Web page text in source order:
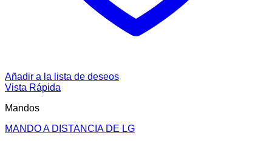
Añadir a la lista de deseos
Vista Rápida
Mandos
MANDO A DISTANCIA DE LG